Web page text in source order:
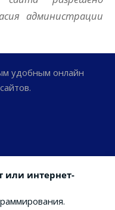
администрации
удобным онлайн
или интернет-